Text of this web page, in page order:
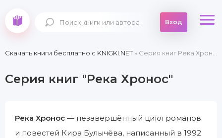
Вход
Скачать книги бесплатно c KNIGKI.NET» Серия книг Река Хронос
Серия книг "Река Хронос"
Река Хронос — незавершённый цикл романов
и повестей Кира Булычёва, написанный в 1992